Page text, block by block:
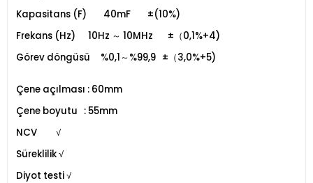
Kapasitans (F)
40mF
±(10%)
Frekans (Hz)
10Hz ～ 10MHz ±（0,1%+4)
Görev döngüsü
%0,1～%99,9 ±（3,0%+5)
Çene açılması : 60mm
Çene boyutu : 55mm
NCV
√
Süreklilik√
Diyot testi√